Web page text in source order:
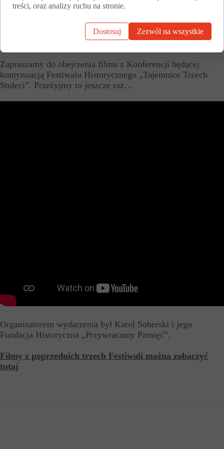
miłośników historii, pałaców, zagadek i tajemnic, ale też
możliwość poznania nowych, zawsze ciekawych i
wyjątkowych osób, wymiana doświadczeń i nawiązanie
współpracy, które zaowocuje w przyszłości...
Zapraszamy do obejrzenia filmu z Konferencji będącej
kontynuacją Festiwalu Historycznego „Tajemnice Trzech
Stuleci”. Przeżyjmy to jeszcze raz…
Organizatorem wydarzenia był Karol Soberski i jego
Fundacja Historyczna „Przywracamy Pamięć”.
Filmy z poprzednich trzech Festiwali można zobaczyć
tutaj
treści, oraz analizy ruchu na stronie.
Dostosuj Zezwól na wszystkie